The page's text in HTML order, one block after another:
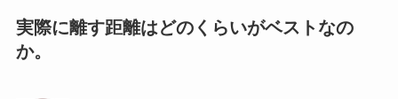
実際に離す距離はどのくらいがベストなの
か。